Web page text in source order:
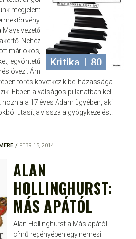
Kritika | 80
megjelent
Maye vezető
Nehéz
már okos,
egyöntetű
övezi. Ám
törés következik be: házassága
Ebben a válságos pillanatban kell
a 17 éves Adam ügyében, aki
utasítja vissza a gyógykezelést.
FEBR 15, 2014
ALAN
HOLLINGHURST:
MÁS APÁTÓL
Alan Hollinghurst a Más apától
című regényében egy nemesi